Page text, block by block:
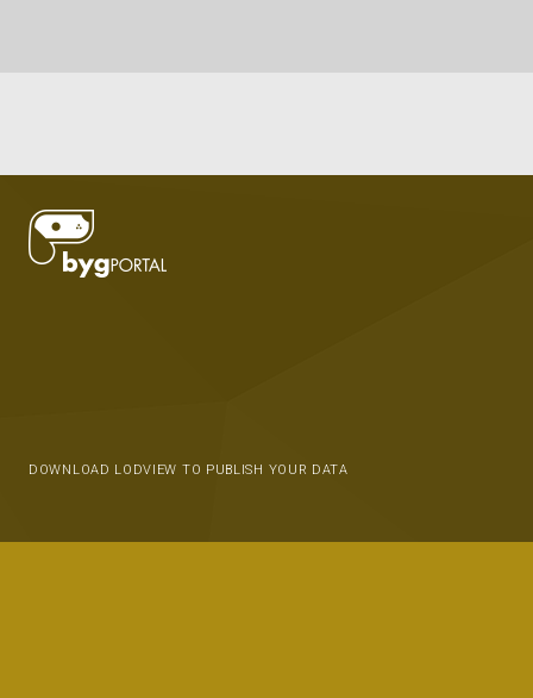
DOWNLOAD LODVIEW TO PUBLISH YOUR DATA